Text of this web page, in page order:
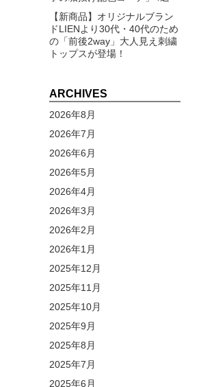
【新商品】オリジナルブラン
ドLIENより30代・40代のため
の「前後2way」大人見え刺繍
トップスが登場！
ARCHIVES
2026年8月
2026年7月
2026年6月
2026年5月
2026年4月
2026年3月
2026年2月
2026年1月
2025年12月
2025年11月
2025年10月
2025年9月
2025年8月
2025年7月
2025年6月